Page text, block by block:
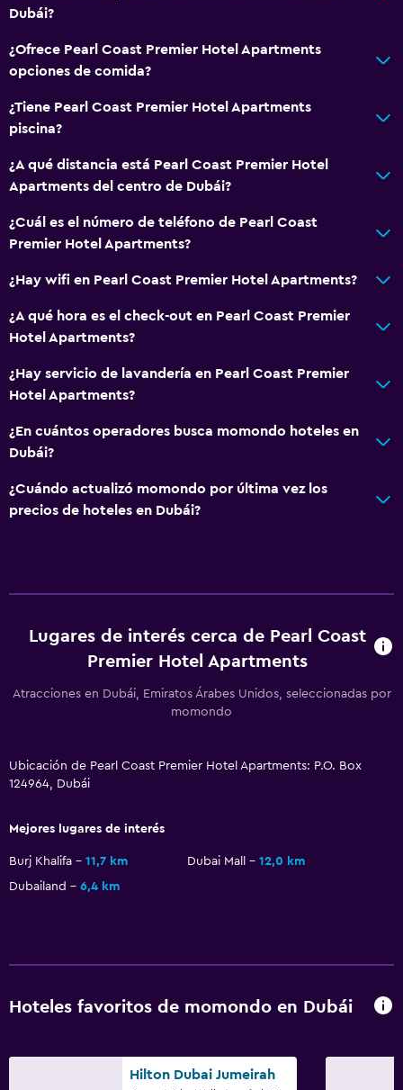
Dubái?
¿Ofrece Pearl Coast Premier Hotel Apartments
opciones de comida?
¿Tiene Pearl Coast Premier Hotel Apartments
piscina?
¿A qué distancia está Pearl Coast Premier Hotel
Apartments del centro de Dubái?
¿Cuál es el número de teléfono de Pearl Coast
Premier Hotel Apartments?
¿Hay wifi en Pearl Coast Premier Hotel Apartments?
¿A qué hora es el check-out en Pearl Coast Premier
Hotel Apartments?
¿Hay servicio de lavandería en Pearl Coast Premier
Hotel Apartments?
¿En cuántos operadores busca momondo hoteles en
Dubái?
¿Cuándo actualizó momondo por última vez los
precios de hoteles en Dubái?
Lugares de interés cerca de Pearl Coast
Premier Hotel Apartments
Atracciones en Dubái, Emiratos Árabes Unidos, seleccionadas por
momondo
Ubicación de Pearl Coast Premier Hotel Apartments: P.O. Box
124964, Dubái
Mejores lugares de interés
Burj Khalifa 11,7 km Dubai Mall
12,0 km
Dubailand
6,4 km
Hoteles favoritos de momondo en Dubái
Hilton Dubai Jumeirah